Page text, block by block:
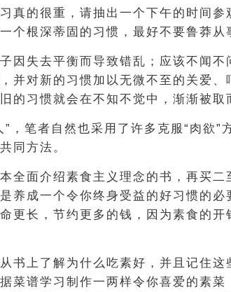
真的很重，请抽出一个下午的时间参
个根深蒂固的习惯，最好不要鲁莽从
因失去平衡而导致错乱；应该不闻不
并对新的习惯加以无微不至的关爱、
的习惯就会在不知不觉中，渐渐被取
”，笔者自然也采用了许多克服“肉欲”
同方法。
全面介绍素食主义理念的书，再买二
养成一个令你终身受益的好习惯的必
更长，节约更多的钱，因为素食的开
书上了解为什么吃素好，并且记住这
菜谱学习制作一两样令你喜爱的素菜